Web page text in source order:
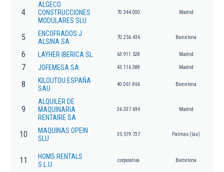
4
ALGECO
CONSTRUCCIONES
MODULARES SLU
70.344.000 Madrid
5
ENCOFRADOS J
ALSINA SA
70.256.436 Barcelona
6 LAYHER IBERICA SL. 63.911.528 Madrid
7 JOFEMESA SA. 43.116.388 Madrid
8
KILOUTOU ESPAÑA
SAU
40.061.866 Barcelona
9
ALQUILER DE
MAQUINARIA
RENTAIRE SA
36.337.694 Madrid
10
MAQUINAS OPEIN
SLU
35.519.737 Palmas (las)
11
HOMS RENTALS
S.L.U.
corporativa Barcelona